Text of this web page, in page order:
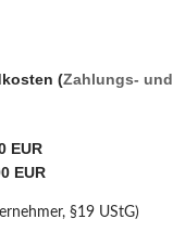
(Zahlungs- und
EUR
EUR
§19 UStG)